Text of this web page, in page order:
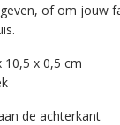
of om jouw
10,5 x 0,5 cm
de achterkant